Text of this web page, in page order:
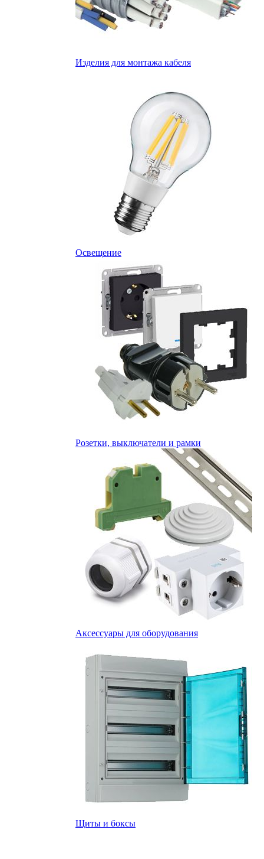
Изделия для монтажа кабеля
Освещение
Розетки, выключатели и рамки
Аксессуары для оборудования
Щиты и боксы